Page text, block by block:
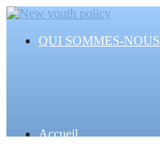
QUI SOMMES-NOUS
Accueil